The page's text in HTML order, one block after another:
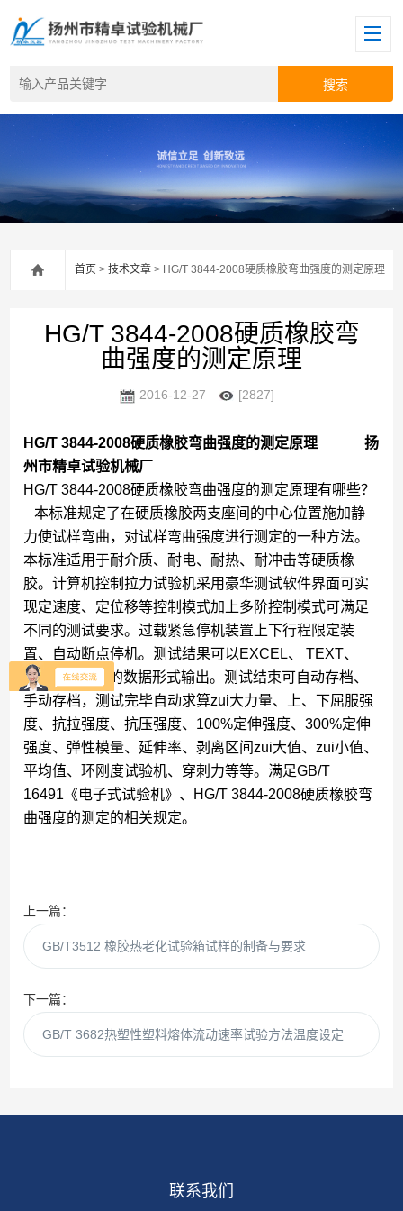
首页 >技术文章 > HG/T 3844-2008硬质橡胶弯曲强度的测定原理
HG/T 3844-2008硬质橡胶弯
曲强度的测定原理
2016-12-27 [2827]
HG/T 3844-2008硬质橡胶弯曲强度的测定原理 扬
州市精卓试验机械厂
HG/T 3844-2008硬质橡胶弯曲强度的测定原理有哪些？
本标准规定了在硬质橡胶两支座间的中心位置施加静
力使试样弯曲，对试样弯曲强度进行测定的一种方法。
本标准适用于耐介质、耐电、耐热、耐冲击等硬质橡
胶。计算机控制拉力试验机采用豪华测试软件界面可实
现定速度、定位移等控制模式加上多阶控制模式可满足
不同的测试要求。过载紧急停机装置上下行程限定装
置、自动断点停机。测试结果可以EXCEL、 TEXT、
HTML 等格式的数据形式输出。测试结束可自动存档、
手动存档，测试完毕自动求算zui大力量、上、下屈服强
度、抗拉强度、抗压强度、100%定伸强度、300%定伸
强度、弹性模量、延伸率、剥离区间zui大值、zui小值、
平均值、环刚度试验机、穿刺力等等。满足GB/T
16491《电子式试验机》、HG/T 3844-2008硬质橡胶弯
曲强度的测定的相关规定。
上一篇：
GB/T3512 橡胶热老化试验箱试样的制备与要求
下一篇：
GB/T 3682热塑性塑料熔体流动速率试验方法温度设定
联系我们